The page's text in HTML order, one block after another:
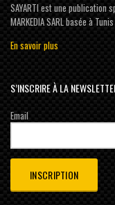
SAYARTI est une publication
MARKEDIA SARL basée à
En savoir plus
S’INSCRIRE À LA
Email